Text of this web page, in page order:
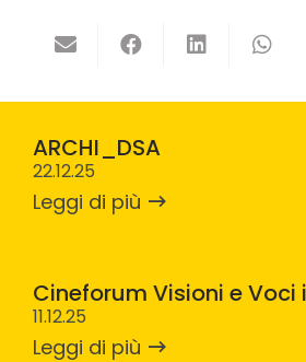
ARCHI_DSA
22.12.25
Leggi di più
Cineforum Visioni e Voci
11.12.25
Leggi di più